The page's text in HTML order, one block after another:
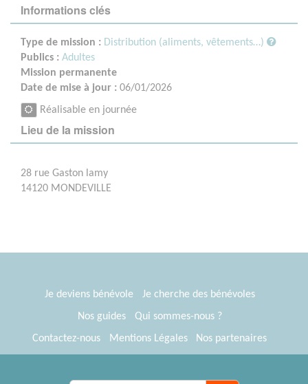
Informations clés
Type de mission : Distribution (aliments, vêtements…)
Publics : Adultes
Mission permanente
Date de mise à jour : 06/01/2026
Réalisable en journée
Lieu de la mission
28 rue Gaston lamy
14120 MONDEVILLE
Je deviens bénévole
Je cherche des bénévoles
Nos guides
Qui sommes-nous ?
Contactez-nous
Mentions Légales
Nos partenaires